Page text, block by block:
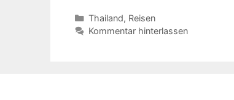
Kategorien
Thailand, Reisen
Kommentar hinterlassen